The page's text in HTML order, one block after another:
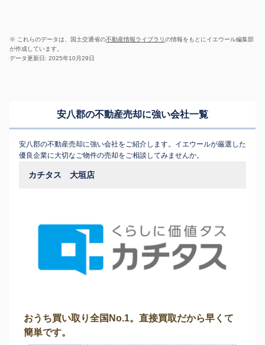
※ これらのデータは、国土交通省の不動産情報ライブラリの情報をもとにイエウール編集部
が作成しています。
データ更新日: 2025年10月29日
安八郡の不動産売却に強い会社一覧
安八郡の不動産売却に強い会社をご紹介します。イエウールが厳選した
優良企業に大切なご物件の売却をご相談してみませんか。
カチタス 大垣店
おうち買い取り全国No.1。直接買取だから早くて
簡単です。